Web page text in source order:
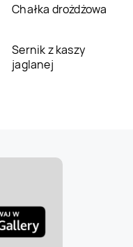
Chałka drożdżowa
Sernik z kaszy
jaglanej